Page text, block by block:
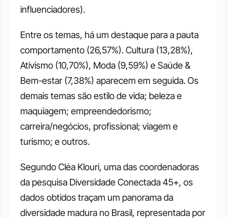
influenciadores).
Entre os temas, há um destaque para a pauta
comportamento (26,57%). Cultura (13,28%),
Ativismo (10,70%), Moda (9,59%) e Saúde &
Bem-estar (7,38%) aparecem em seguida. Os
demais temas são estilo de vida; beleza e
maquiagem; empreendedorismo;
carreira/negócios, profissional; viagem e
turismo; e outros.
Segundo Cléa Klouri, uma das coordenadoras
da pesquisa Diversidade Conectada 45+, os
dados obtidos traçam um panorama da
diversidade madura no Brasil, representada por